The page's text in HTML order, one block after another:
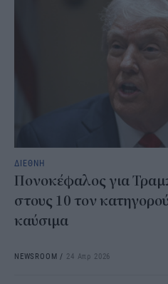
ΔΙΕΘΝΗ
Πονοκέφαλος για
στους 10 τον
καύσιμα
NEWSROOM / 24 Απρ 2026